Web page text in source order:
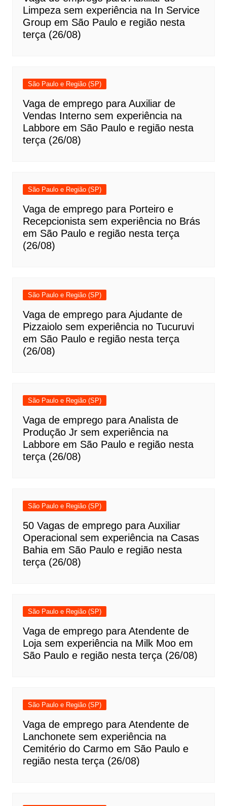
Limpeza sem experiência na In Service
Group em São Paulo e região nesta
terça (26/08)
São Paulo e Região (SP)
Vaga de emprego para Auxiliar de
Vendas Interno sem experiência na
Labbore em São Paulo e região nesta
terça (26/08)
São Paulo e Região (SP)
Vaga de emprego para Porteiro e
Recepcionista sem experiência no Brás
em São Paulo e região nesta terça
(26/08)
São Paulo e Região (SP)
Vaga de emprego para Ajudante de
Pizzaiolo sem experiência no Tucuruvi
em São Paulo e região nesta terça
(26/08)
São Paulo e Região (SP)
Vaga de emprego para Analista de
Produção Jr sem experiência na
Labbore em São Paulo e região nesta
terça (26/08)
São Paulo e Região (SP)
50 Vagas de emprego para Auxiliar
Operacional sem experiência na Casas
Bahia em São Paulo e região nesta
terça (26/08)
São Paulo e Região (SP)
Vaga de emprego para Atendente de
Loja sem experiência na Milk Moo em
São Paulo e região nesta terça (26/08)
São Paulo e Região (SP)
Vaga de emprego para Atendente de
Lanchonete sem experiência na
Cemitério do Carmo em São Paulo e
região nesta terça (26/08)